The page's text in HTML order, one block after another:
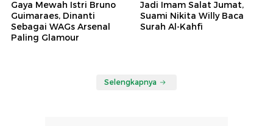
Gaya Mewah Istri Bruno
Guimaraes, Dinanti
Sebagai WAGs Arsenal
Paling Glamour
Jadi Imam Salat Jumat,
Suami Nikita Willy Baca
Surah Al-Kahfi
Selengkapnya